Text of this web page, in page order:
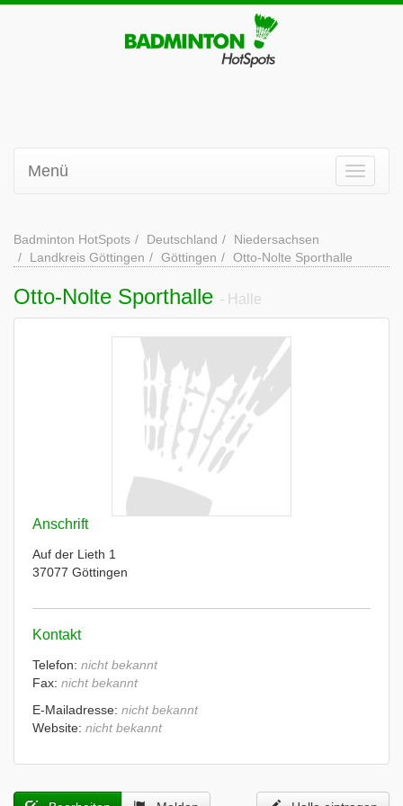
Menü
Badminton HotSpots Deutschland
Niedersachsen
Landkreis Göttingen
Göttingen Otto-Nolte Sporthalle
Otto-Nolte Sporthalle - Halle
Anschrift
Auf der Lieth 1
37077 Göttingen
Kontakt
Telefon: nicht bekannt
Fax: nicht bekannt
E-Mailadresse: nicht bekannt
Website: nicht bekannt